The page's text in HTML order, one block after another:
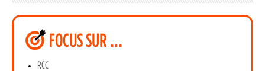
FOCUS SUR …
RCC